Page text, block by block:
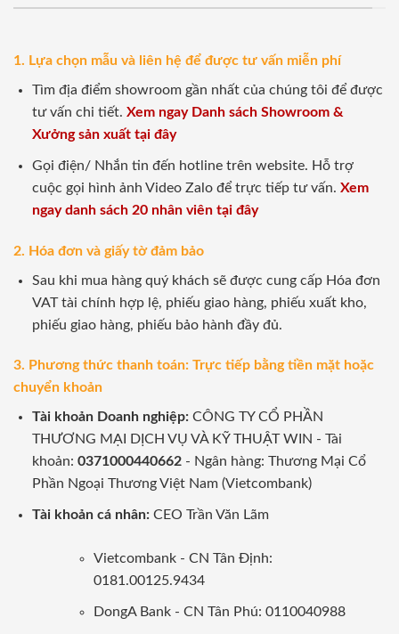
1. Lựa chọn mẫu và liên hệ để được tư vấn miễn phí
Tìm địa điểm showroom gần nhất của chúng tôi để được
tư vấn chi tiết. Xem ngay Danh sách Showroom &
Xưởng sản xuất tại đây
Gọi điện/ Nhắn tin đến hotline trên website. Hỗ trợ
cuộc gọi hình ảnh Video Zalo để trực tiếp tư vấn. Xem
ngay danh sách 20 nhân viên tại đây
2. Hóa đơn và giấy tờ đảm bảo
Sau khi mua hàng quý khách sẽ được cung cấp Hóa đơn
VAT tài chính hợp lệ, phiếu giao hàng, phiếu xuất kho,
phiếu giao hàng, phiếu bảo hành đầy đủ.
3. Phương thức thanh toán: Trực tiếp bằng tiền mặt hoặc
chuyển khoản
Tài khoản Doanh nghiệp:CÔNG TY CỔ PHẦN
THƯƠNG MẠI DỊCH VỤ VÀ KỸ THUẬT WIN - Tài
khoản: 0371000440662- Ngân hàng: Thương Mại Cổ
Phần Ngoại Thương Việt Nam (Vietcombank)
Tài khoản cá nhân: CEO Trần Văn Lãm
Vietcombank - CN Tân Định:
0181.00125.9434
DongA Bank - CN Tân Phú: 0110040988